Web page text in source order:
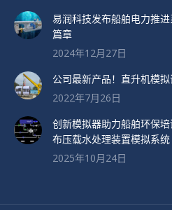
易润科技发布船舶电力推
篇章
2024年12月27日
公司最新产品！直升机模
2022年7月26日
创新模拟器助力船舶环保
布压载水处理装置模拟系统
2025年10月24日